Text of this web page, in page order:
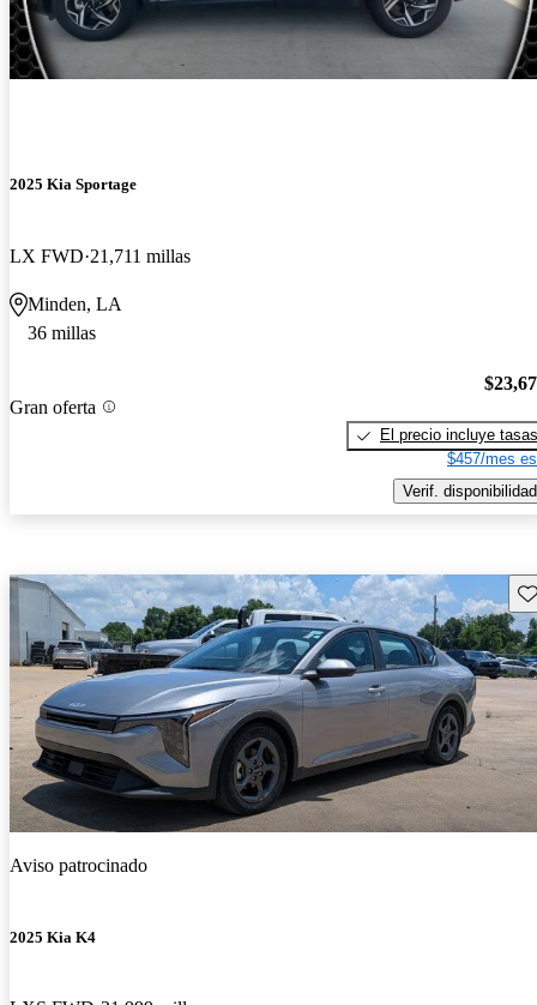
2025 Kia Sportage
LX FWD 21,711 millas
Minden, LA
36 millas
Gran oferta
El precio incluye tasas
$457/mes
Verif. disponibilidad
Aviso patrocinado
2025 Kia K4